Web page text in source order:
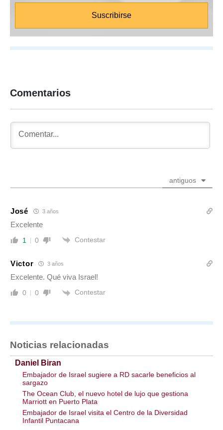
Comentarios
antiguos
José 3 años
Excelente
1 0 Contestar
Victor 3 años
Excelente. Qué viva Israel!
0 0 Contestar
Noticias relacionadas
Daniel Biran
Embajador de Israel sugiere a RD sacarle beneficios al
sargazo
The Ocean Club, el nuevo hotel de lujo que gestiona
Marriott en Puerto Plata
Embajador de Israel visita el Centro de la Diversidad
Infantil Puntacana